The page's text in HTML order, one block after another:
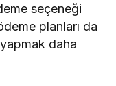
seçeneği
planları da
daha